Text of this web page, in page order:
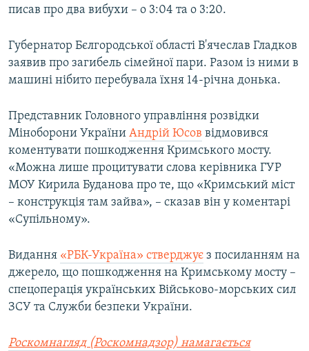
писав про два вибухи – о 3:04 та о 3:20.
Губернатор Бєлгородської області В'ячеслав Гладков
заявив про загибель сімейної пари. Разом із ними в
машині нібито перебувала їхня 14-річна донька.
Представник Головного управління розвідки
Міноборони України Андрій Юсов відмовився
коментувати пошкодження Кримського мосту.
«Можна лише процитувати слова керівника ГУР
МОУ Кирила Буданова про те, що «Кримський міст
– конструкція там зайва», – сказав він у коментарі
«Супільному».
Видання «РБК-Україна» стверджує з посиланням на
джерело, що пошкодження на Кримському мосту –
спецоперація українських Військово-морських сил
ЗСУ та Служби безпеки України.
Роскомнагляд (Роскомнадзор) намагається